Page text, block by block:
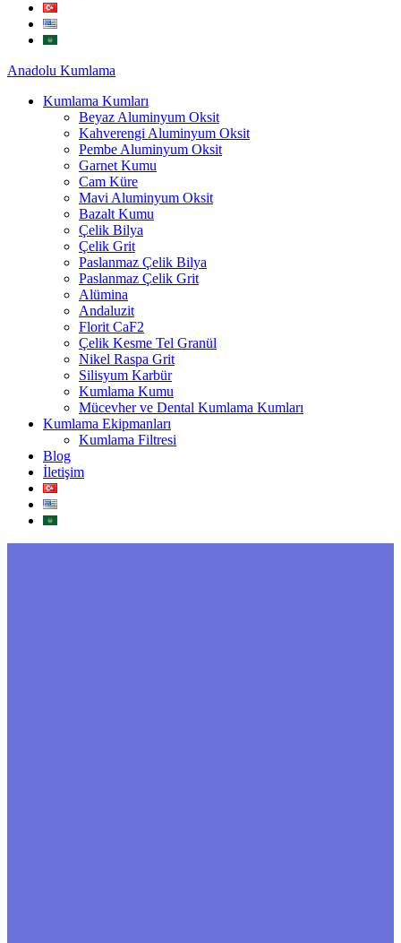
Anadolu Kumlama
Kumlama Kumları
Beyaz Aluminyum Oksit
Kahverengi Aluminyum Oksit
Pembe Aluminyum Oksit
Garnet Kumu
Cam Küre
Mavi Aluminyum Oksit
Bazalt Kumu
Çelik Bilya
Çelik Grit
Paslanmaz Çelik Bilya
Paslanmaz Çelik Grit
Alümina
Andaluzit
Florit CaF2
Çelik Kesme Tel Granül
Nikel Raspa Grit
Silisyum Karbür
Kumlama Kumu
Mücevher ve Dental Kumlama Kumları
Kumlama Ekipmanları
Kumlama Filtresi
Blog
İletişim